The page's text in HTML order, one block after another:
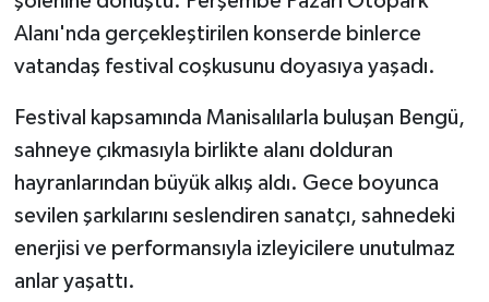
Alanı'nda gerçekleştirilen konserde binlerce
vatandaş festival coşkusunu doyasıya yaşadı.
Festival kapsamında Manisalılarla buluşan Bengü,
sahneye çıkmasıyla birlikte alanı dolduran
hayranlarından büyük alkış aldı. Gece boyunca
sevilen şarkılarını seslendiren sanatçı, sahnedeki
enerjisi ve performansıyla izleyicilere unutulmaz
anlar yaşattı.
İş Dünyası
Jandarma
Kadın
KÜLTÜR SANAT
MAGAZİN
Otomobil